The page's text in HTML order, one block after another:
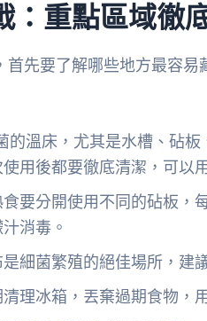
：重點區域徹
首先要了解哪些地方最容
的溫床，尤其是水槽、砧板
用後都要徹底清潔，可以
食要分開使用不同的砧板，
消毒。
細菌繁殖的絕佳場所，建
清理冰箱，丟棄過期食物，